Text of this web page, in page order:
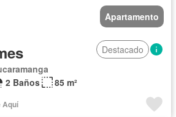
Apartamento
Destacado
2 Baños 85 m²
Aquí